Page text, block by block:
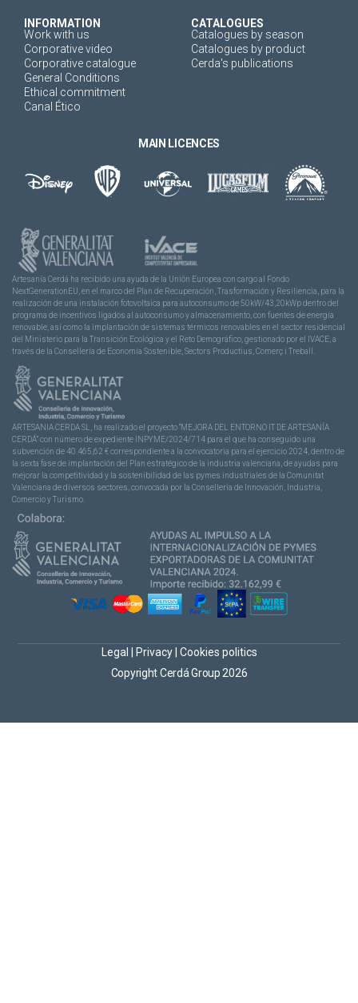
INFORMATION
Work with us
Corporative video
Corporative catalogue
General Conditions
Ethical commitment
Canal Ético
CATALOGUES
Catalogues by season
Catalogues by product
Cerda's publications
MAIN LICENCES
Artesanía Cerdá ha recibido una ayuda de la Unión Europea con cargo al Fondo
NextGenerationEU, en el marco del Plan de Recuperación, Trasformación y Resiliencia, para la
realización de una instalación fotovoltaica para autoconsumo de 50kW/43,20kWp dentro del
programa de incentivos ligados al autoconsumo y almacenamiento, con fuentes de energía
renovable, así como la implantación de sistemas térmicos renovables en el sector residencial
del Ministerio para la Transición Ecológica y el Reto Demográfico, gestionado por el IVACE, a
través de la Consellería de Economía Sostenible, Sectors Productius, Comerç i Treball.
ARTESANIA CERDA SL, ha realizado el proyecto “MEJORA DEL ENTORNO IT DE ARTESANÍA
CERDÁ” con número de expediente INPYME/2024/714 para el que ha conseguido una
subvención de 40.465,62 € correspondiente a la convocatoria para el ejercicio 2024, dentro de
la sexta fase de implantación del Plan estratégico de la industria valenciana, de ayudas para
mejorar la competitividad y la sostenibilidad de las pymes industriales de la Comunitat
Valenciana de diversos sectores, convocada por la Conselleria de Innovación, Industria,
Comercio y Turismo.
Copyright Cerdá Group 2026
Legal Privacy Cookies politics